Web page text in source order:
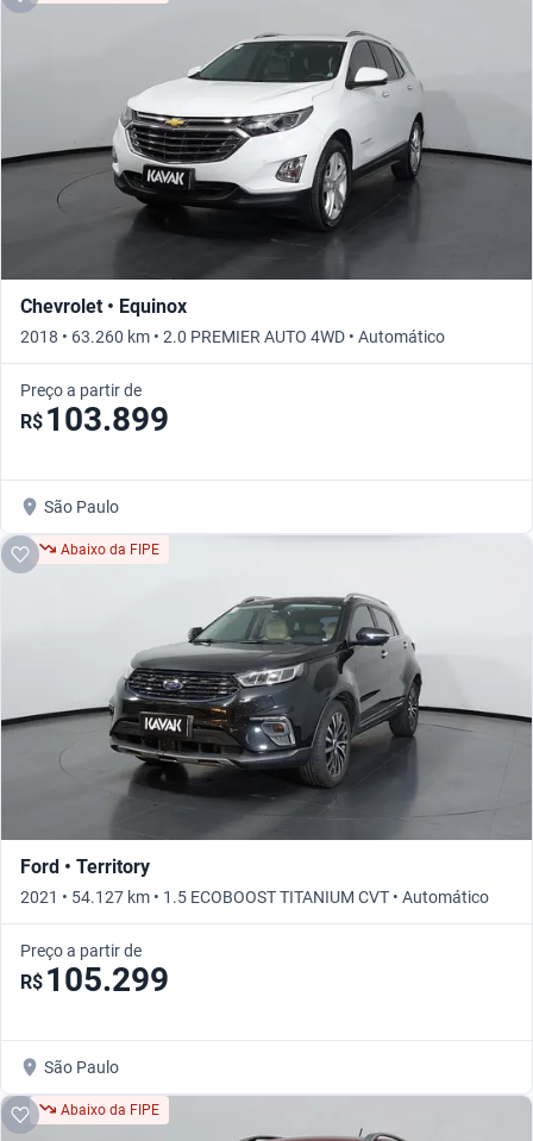
Chevrolet • Equinox
2018 • 63.260 km • 2.0 PREMIER AUTO 4WD • Automático
Preço a partir de
R$ 103.899
São Paulo
Abaixo da FIPE
Ford • Territory
2021 • 54.127 km • 1.5 ECOBOOST TITANIUM CVT • Automático
Preço a partir de
R$ 105.299
São Paulo
Abaixo da FIPE